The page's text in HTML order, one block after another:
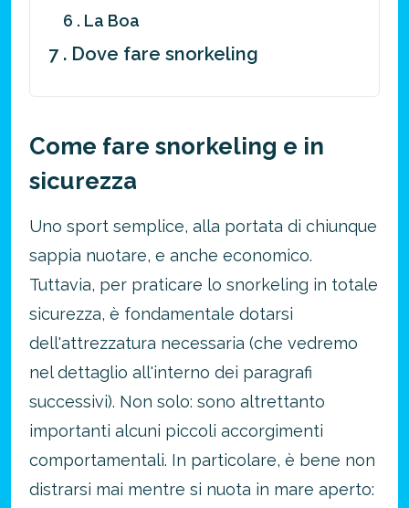
6 . La Boa
7 . Dove fare snorkeling
Come fare snorkeling e in
sicurezza
Uno sport semplice, alla portata di chiunque
sappia nuotare, e anche economico.
Tuttavia, per praticare lo snorkeling in totale
sicurezza, è fondamentale dotarsi
dell'attrezzatura necessaria (che vedremo
nel dettaglio all'interno dei paragrafi
successivi). Non solo: sono altrettanto
importanti alcuni piccoli accorgimenti
comportamentali. In particolare, è bene non
distrarsi mai mentre si nuota in mare aperto: